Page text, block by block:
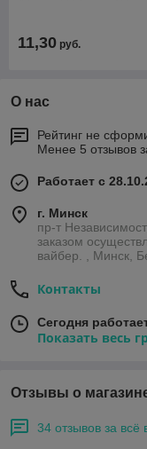
11,30 руб.
О нас
Рейтинг не
Менее 5 отзывов
Работает с
г. Минск
пр-т
заказом
вайбер. , Минск,
Контакты
Сегодня
Показать весь
Отзывы о
34 отзывов за всё